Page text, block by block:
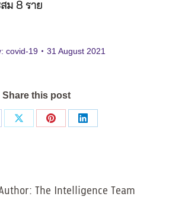
ม 8 ราย
covid-19 31 August 2021
Share this post
Share
Share
Share
The Intelligence Team